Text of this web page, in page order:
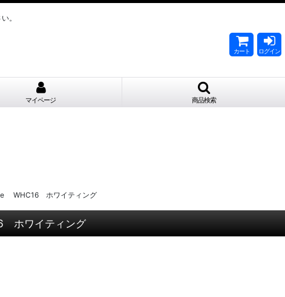
。
カート ログイン
マイページ 商品検索
WHC16 ホワイティング
ホワイティング